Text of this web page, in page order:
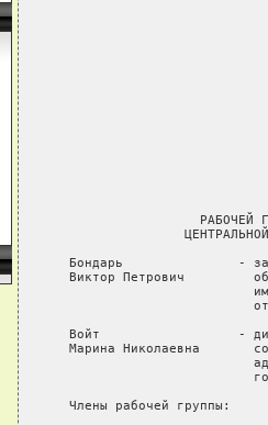
РАБОЧЕЙ
Бондарь               -
Виктор Петрович
Войт                  -
Марина Николаевна
   Члены рабочей группы: